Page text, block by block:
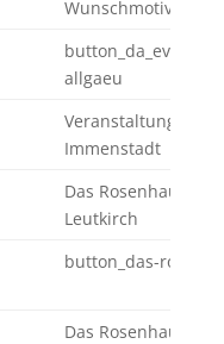
Wunschmotiv
button_da_events-
allgaeu
Veranstaltungen in
Immenstadt
Das Rosenhaus in
Leutkirch
button_das-
Das Rosenhaus -